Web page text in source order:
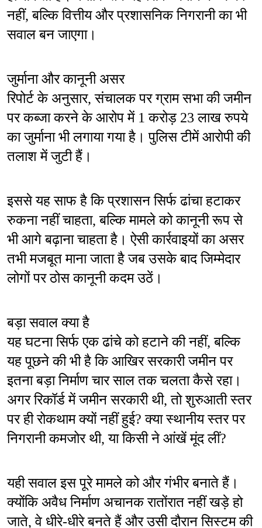
नहीं, बल्कि वित्तीय और प्रशासनिक निगरानी का भी
सवाल बन जाएगा।
जुर्माना और कानूनी असर
रिपोर्ट के अनुसार, संचालक पर ग्राम सभा की जमीन
पर कब्जा करने के आरोप में 1 करोड़ 23 लाख रुपये
का जुर्माना भी लगाया गया है। पुलिस टीमें आरोपी की
तलाश में जुटी हैं।
इससे यह साफ है कि प्रशासन सिर्फ ढांचा हटाकर
रुकना नहीं चाहता, बल्कि मामले को कानूनी रूप से
भी आगे बढ़ाना चाहता है। ऐसी कार्रवाइयों का असर
तभी मजबूत माना जाता है जब उसके बाद जिम्मेदार
लोगों पर ठोस कानूनी कदम उठें।
बड़ा सवाल क्या है
यह घटना सिर्फ एक ढांचे को हटाने की नहीं, बल्कि
यह पूछने की भी है कि आखिर सरकारी जमीन पर
इतना बड़ा निर्माण चार साल तक चलता कैसे रहा।
अगर रिकॉर्ड में जमीन सरकारी थी, तो शुरुआती स्तर
पर ही रोकथाम क्यों नहीं हुई? क्या स्थानीय स्तर पर
निगरानी कमजोर थी, या किसी ने आंखें मूंद लीं?
यही सवाल इस पूरे मामले को और गंभीर बनाते हैं।
क्योंकि अवैध निर्माण अचानक रातोंरात नहीं खड़े हो
जाते, वे धीरे-धीरे बनते हैं और उसी दौरान सिस्टम की